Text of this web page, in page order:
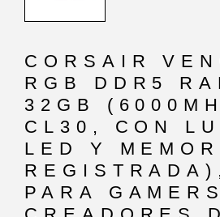
CORSAIR
RGB DDR5
32GB
CL30, CON
LED Y
PARA